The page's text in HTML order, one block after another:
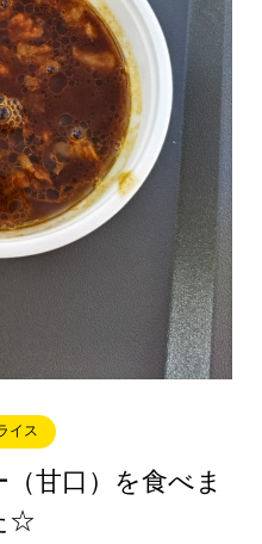
イス
甘口）を食べま
☆